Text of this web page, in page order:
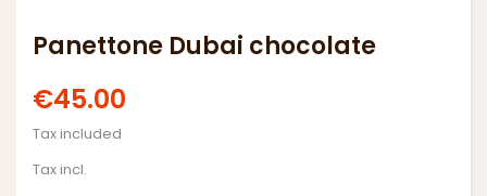
Panettone Dubai chocolate
€45.00
Tax included
Tax incl.